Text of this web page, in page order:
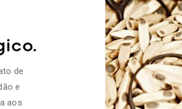
de
e
aos